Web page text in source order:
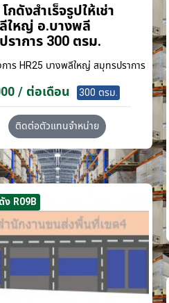
กดังสำเร็จรูปให้เช่า
ใหญ่ อ.บางพลี
ราการ 300 ตรม.
ารHR25 บางพลีใหญ่ สมุทรปราการ
/ ต่อเดือน 300 ตรม.
ติดต่อตัวแทนจำหน่าย
ง R09B